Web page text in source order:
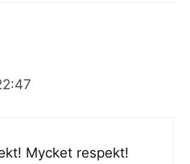
Mycket respekt!